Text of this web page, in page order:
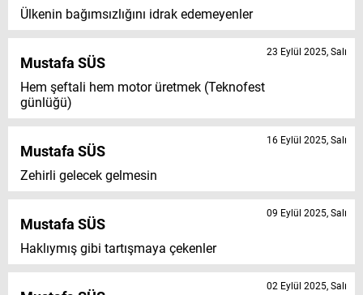
Ülkenin bağımsızlığını idrak edemeyenler
Mustafa SÜS
Hem şeftali hem motor üretmek (Teknofest
günlüğü)
23 Eylül 2025, Salı
Mustafa SÜS
Zehirli gelecek gelmesin
16 Eylül 2025, Salı
Mustafa SÜS
Haklıymış gibi tartışmaya çekenler
09 Eylül 2025, Salı
02 Eylül 2025, Salı